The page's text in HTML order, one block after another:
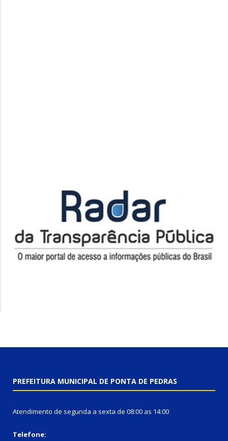
PREFEITURA MUNICIPAL DE PONTA DE PEDRAS
Atendimento de segunda a sexta de 08:00 as 14:00
Telefone: